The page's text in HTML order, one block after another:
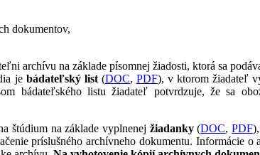
dokumentov,
archívu na základe písomnej žiadosti, ktorá sa
je bádateľský list(DOC, PDF), v ktorom žiadateľ
bádateľského listu žiadateľ potvrdzuje, že sa
štúdium na základe vyplnenej žiadanky(DOC,PDF),
príslušného archívneho dokumentu. Informácie